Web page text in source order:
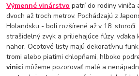
Výmenné vinárstvo patrí do rodiny viniča
dvoch až troch metrov. Pochádzajú z
Holandsku - boli rozšírené až v 18.
strašidelný zvyk a priliehajúce fúzy, vďaka
nahor. Ocotové listy majú dekoratívnu
tromi alebo piatimi chlopňami, hlboko
vinicimôžeme pozorovať malé a